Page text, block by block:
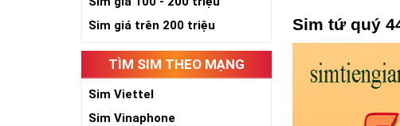
Sim giá trên 200 triệu
TÌM SIM THEO MẠNG
Sim Viettel
Sim Vinaphone
Sim tứ quý